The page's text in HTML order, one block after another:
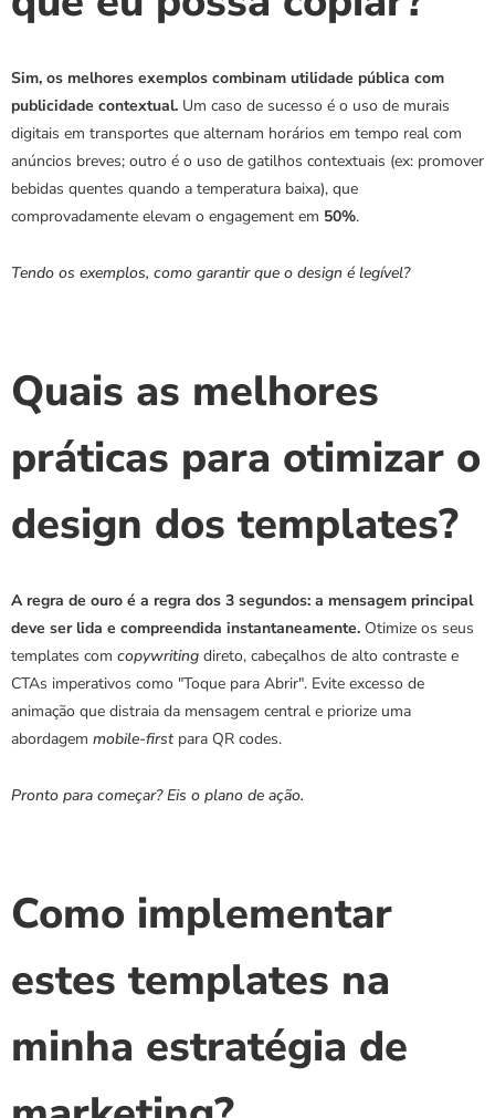
Sim, os melhores exemplos combinam utilidade pública com
publicidade contextual. Um caso de sucesso é o uso de murais
digitais em transportes que alternam horários em tempo real com
anúncios breves; outro é o uso de gatilhos contextuais (ex: promover
bebidas quentes quando a temperatura baixa), que
comprovadamente elevam o engagement em 50%.
Tendo os exemplos, como garantir que o design é legível?
Quais as melhores
práticas para otimizar o
design dos templates?
A regra de ouro é a regra dos 3 segundos: a mensagem principal
deve ser lida e compreendida instantaneamente. Otimize os seus
templates com copywriting direto, cabeçalhos de alto contraste e
CTAs imperativos como "Toque para Abrir". Evite excesso de
animação que distraia da mensagem central e priorize uma
abordagem mobile-first para QR codes.
Pronto para começar? Eis o plano de ação.
Como implementar
estes templates na
minha estratégia de